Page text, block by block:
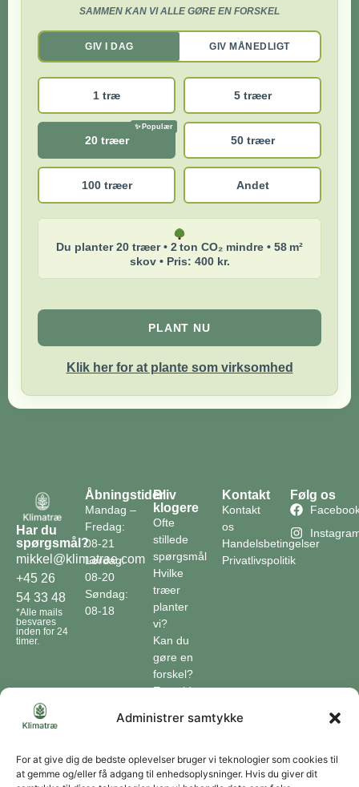
Administrer samtykke
For at give dig de bedste oplevelser bruger vi teknologier som cookies til
at gemme og/eller få adgang til enhedsoplysninger. Hvis du giver dit
SAMMEN KAN VI ALLE GØRE EN FORSKEL
GIV I DAG GIV MÅNEDLIGT
1 træ 5 træer
20 træer 50 træer
100 træer Andet
Du planter 20 træer • 2 ton CO₂ mindre • 58 m²
skov • Pris: 400 kr.
PLANT NU
Klik her for at plante som virksomhed
Har du
spørgsmål?
mikkel@klimatrae.com
+45 26
54 33 48
*Alle mails
besvares
inden for 24
timer.
Åbningstider
Mandag –
Fredag:
08-21
Lørdag:
08-20
Søndag:
08-18
Bliv
klogere
Ofte
stillede
spørgsmål
Hvilke
træer
planter
vi?
Kan du
gøre en
forskel?
En guide
Klimaordbogen
optager
træer
Kontakt
Kontakt
os
Handelsbetingelser
Privatlivspolitik
Følg os